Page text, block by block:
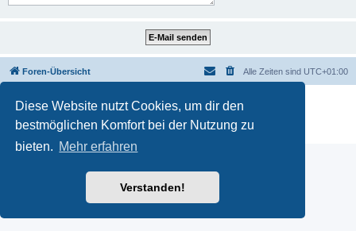
Diese Website nutzt Cookies, um dir den
bestmöglichen Komfort bei der Nutzung zu
bieten. Mehr erfahren
Verstanden!
Foren-Übersicht Alle Zeiten sind UTC+01:00
Powered by phpBB
® Forum Software © phpBB Limited
Deutsche Übersetzung durch
Datenschutz|Nutzungsbedingungen